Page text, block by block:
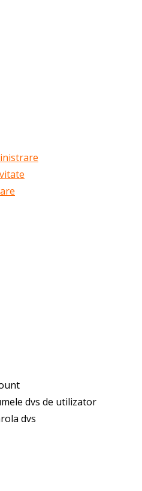
dvs de utilizator
dvs